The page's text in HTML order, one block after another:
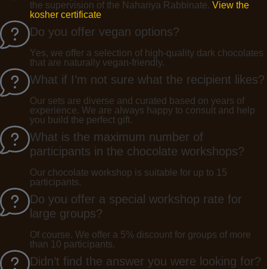
the supervision of the Nahariya Rabbinate. View the
kosher certificate
Do you offer vegan options?
Yes, we offer a selection of high-quality dark chocolates
that are naturally vegan-friendly.
What if I’m not sure what the recipient likes?
Our sets are diverse and curated based on years of
experience. We are always happy to consult and help
you build the perfect gift.
What is the maximum number of
participants in the chocolate workshops?
Our chocolate workshop is suitable for up to 15
participants.
Do you offer a special workshop rate for
large groups?
Of course. We offer a 5% discount for groups of more
than 10 participants.
Didn’t find the answer you were looking for?